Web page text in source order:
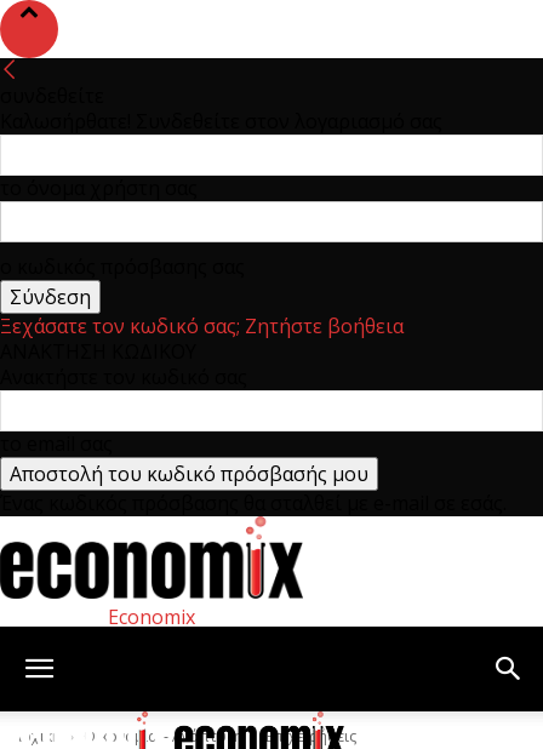
Ξεχάσατε τον κωδικό σας; Ζητήστε βοήθεια
Economix
Αρχική Οικονομία – Ανάπτυξη Επιχειρήσεις